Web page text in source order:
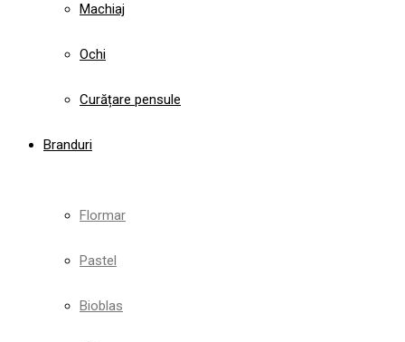
Machiaj
Ochi
Curățare pensule
Branduri
Flormar
Pastel
Bioblas